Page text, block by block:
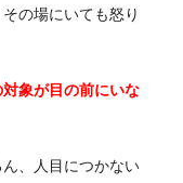
の場にいても怒り
象が目の前にいな
、人目につかない